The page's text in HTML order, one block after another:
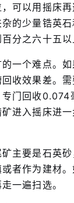
可以用摇床
的少量锆英
分之六十五以
一个难点。
收效果差。
门回收0.074
进入摇床进
主要是石英
者作为建材
一遍扫选。